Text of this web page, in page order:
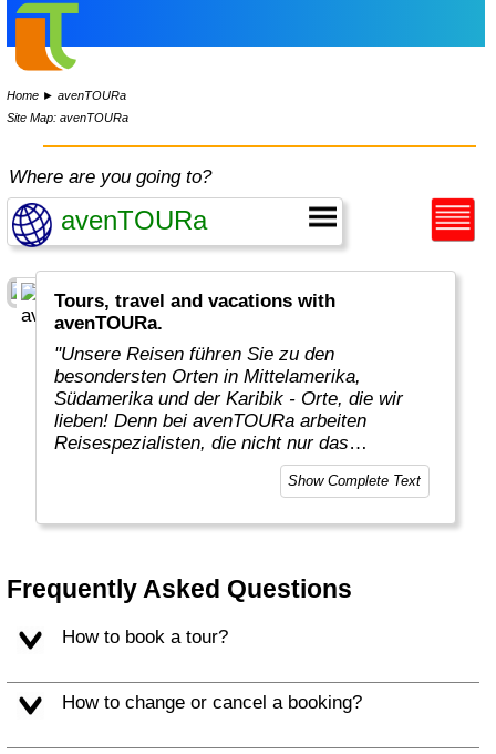
Home ►avenTOURa
Site Map: avenTOURa
Where are you going to?
Tours, travel and vacations with
avenTOURa.
"Unsere Reisen führen Sie zu den
besondersten Orten in Mittelamerika,
Südamerika und der Karibik - Orte, die wir
lieben! Denn bei avenTOURa arbeiten
Reisespezialisten, die nicht nur das
touristische Handwerkszeug beherrschen,
sondern darüber hinaus auch unsere
genaustens kennen. Sie haben die Länder
sondern meist mehrfach auf
unterschiedlichste Art bereist. Von den derzeit
Freiburg haben gar 8 Mitarbeiter
sind in Brasilien, Peru, Ecuador, Kolumbien
oder Kuba aufgewachsen."
Show Complete Text
Frequently Asked Questions
How to book a tour?
How to change or cancel a booking?